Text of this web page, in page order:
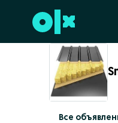
Перейти к нижнему
Все